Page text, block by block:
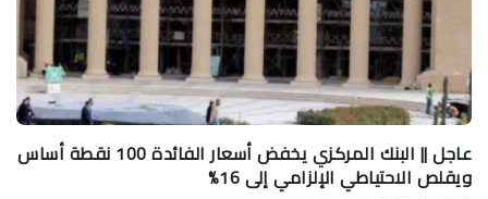
عاجل || البنك المركزي يخفض أسعار الفائدة 100 نقطة أساس
ويقلص الاحتياطي الإلزامي إلى 16%